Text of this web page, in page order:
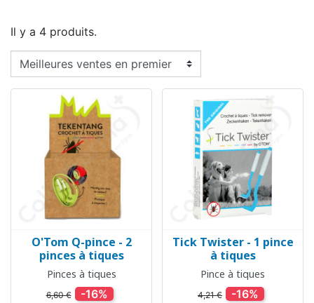
Il y a 4 produits.
O'Tom Q-pince - 2
pinces à tiques
Pinces à tiques
6,60 € -16%
Tick Twister - 1 pince
à tiques
Pince à tiques
4,21 € -16%